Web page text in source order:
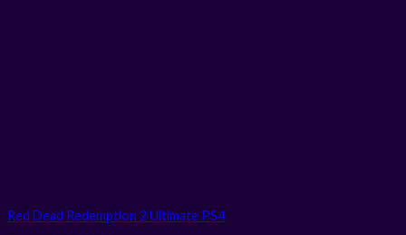
Red Dead Redemption 2 Ultimate PS4